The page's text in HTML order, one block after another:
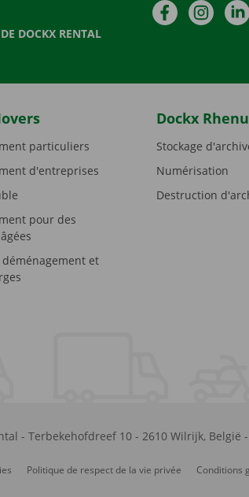
DOCKX RENTAL
Facebook
particuliers
d'entreprises
pour des
et
Dockx
Stockage
Numérisation
Destruction
- Terbekehofdreef 10- 2610 Wilrijk, België -
Politique de respect de la vie privée Conditions